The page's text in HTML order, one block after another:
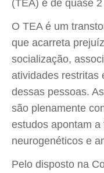
(TEA) é de quase
O TEA é um
que acarreta
socialização,
atividades restritas
dessas pessoas.
são plenamente
estudos apontam
neurogenéticos e
Pelo disposto na